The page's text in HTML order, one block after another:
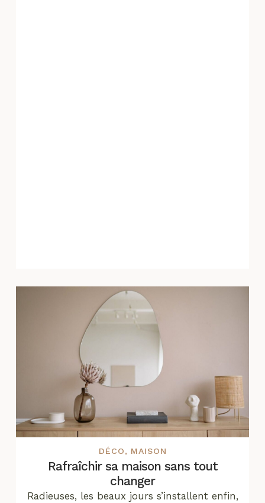
DÉCO, MAISON
Rafraîchir sa maison sans tout
changer
Radieuses, les beaux jours s’installent enfin,